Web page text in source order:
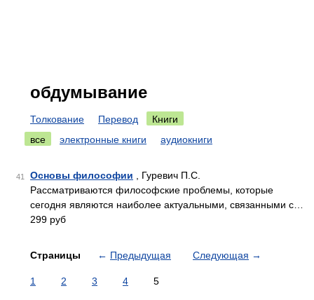
обдумывание
Толкование Перевод
Книги
все
электронные книги аудиокниги
41 Основы философии , Гуревич П.С.
Рассматриваются философские проблемы, которые
сегодня являются наиболее актуальными, связанными с…
299 руб
Страницы ← Предыдущая Следующая →
1 2 3 4 5